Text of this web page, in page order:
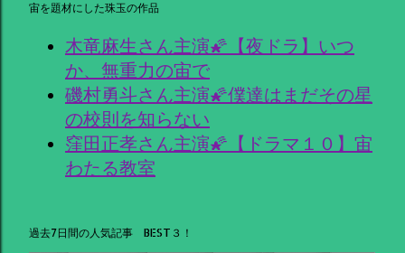
宙を題材にした珠玉の作品
木竜麻生さん主演🌠【夜ドラ】いつ
か、無重力の宙で
磯村勇斗さん主演🌠僕達はまだその星
の校則を知らない
窪田正孝さん主演🌠【ドラマ１０】宙
わたる教室
過去7日間の人気記事 BEST３！